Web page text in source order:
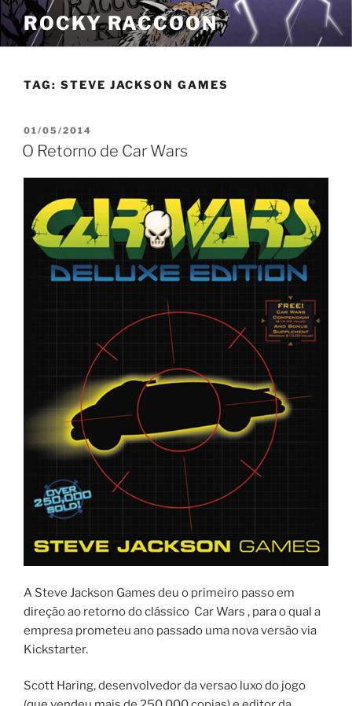
Pular
para
o
ROCKY RACCOON
TAG: STEVE JACKSON GAMES
PUBLICADO
EM
01/05/2014
O Retorno de Car Wars
A Steve Jackson Games deu o primeiro passo em
direção ao retorno do clássico Car Wars , para o qual a
empresa prometeu ano passado uma nova versão via
Kickstarter.
Scott Haring, desenvolvedor da versao luxo do jogo